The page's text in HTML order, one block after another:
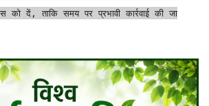
को दें, ताकि समय पर प्रभावी कार्रवाई की जा